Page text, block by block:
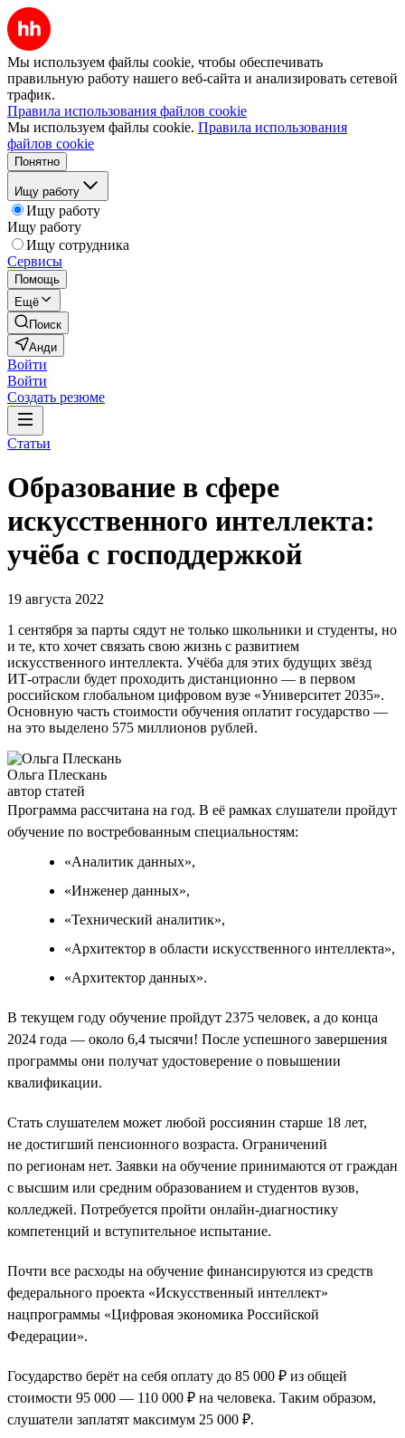
Мы используем файлы cookie, чтобы обеспечивать
правильную работу нашего веб-сайта и анализировать сетевой
трафик.
Правила использования файлов cookie
Мы используем файлы cookie. Правила использования
файлов cookie
Понятно
Ищу работу
Ищу работу
Ищу работу
Ищу сотрудника
Сервисы
Помощь
Ещё
Поиск
Анди
Войти
Войти
Создать резюме
Статьи
Образование в сфере
искусственного интеллекта:
учёба с господдержкой
19 августа 2022
1 сентября за парты сядут не только школьники и студенты, но
и те, кто хочет связать свою жизнь с развитием
искусственного интеллекта. Учёба для этих будущих звёзд
ИТ-отрасли будет проходить дистанционно — в первом
российском глобальном цифровом вузе «Университет 2035».
Основную часть стоимости обучения оплатит государство —
на это выделено 575 миллионов рублей.
Ольга Плескань
автор статей
Программа рассчитана на год. В её рамках слушатели пройдут
обучение по востребованным специальностям:
«Аналитик данных»,
«Инженер данных»,
«Технический аналитик»,
«Архитектор в области искусственного интеллекта»,
«Архитектор данных».
В текущем году обучение пройдут 2375 человек, а до конца
2024 года — около 6,4 тысячи! После успешного завершения
программы они получат удостоверение о повышении
квалификации.
Стать слушателем может любой россиянин старше 18 лет,
не достигший пенсионного возраста. Ограничений
по регионам нет. Заявки на обучение принимаются от граждан
с высшим или средним образованием и студентов вузов,
колледжей. Потребуется пройти онлайн-диагностику
компетенций и вступительное испытание.
Почти все расходы на обучение финансируются из средств
федерального проекта «Искусственный интеллект»
нацпрограммы «Цифровая экономика Российской
Федерации».
Государство берёт на себя оплату до 85 000 ₽ из общей
стоимости 95 000 — 110 000 ₽ на человека. Таким образом,
слушатели заплатят максимум 25 000 ₽.